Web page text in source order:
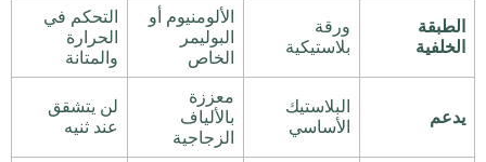
الطبقة
الخلفية
ورقة
بلاستيكية
الألومنيوم أو
البوليمر
الخاص
التحكم في
الحرارة
والمتانة
يدعم
البلاستيك
الأساسي
معززة
بالألياف
الزجاجية
لن يتشقق
عند ثنيه